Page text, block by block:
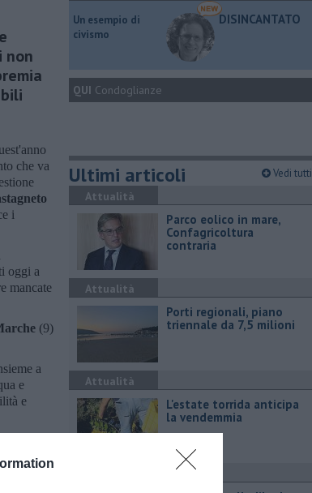
non
che va
i
oggi a
mancate
(9)
a
e
e
​Un esempio di
civismo
DISINCANTATO
QUI Condoglianze
Ultimi articoli Vedi tutti
Attualità
Parco eolico in mare,
Confagricoltura
contraria
Attualità
Porti regionali, piano
triennale da 7,5 milioni
Attualità
L'estate torrida anticipa
la vendemmia